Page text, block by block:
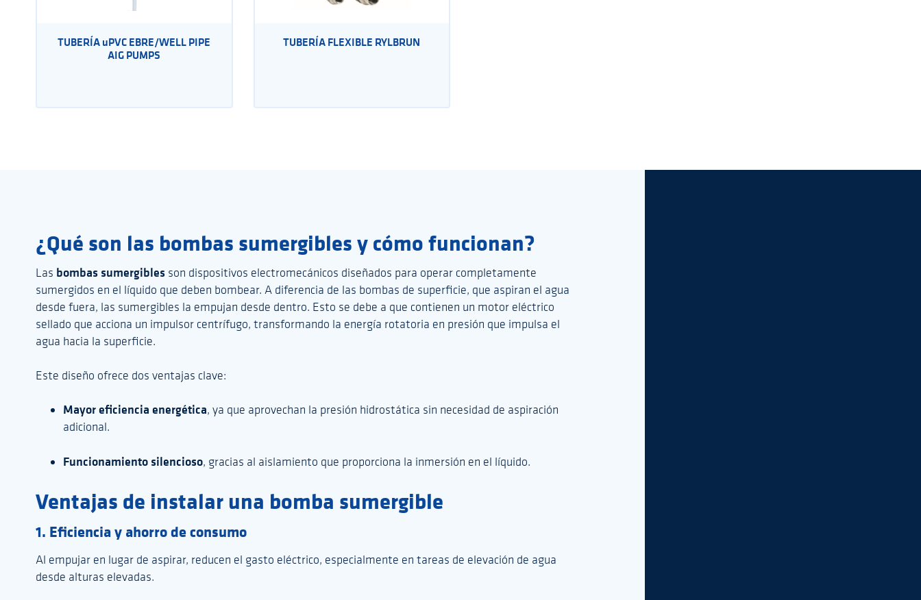
TUBERÍA uPVC EBRE/WELL PIPE
AIG PUMPS
TUBERÍA FLEXIBLE RYLBRUN
¿Qué son las bombas sumergiblesy cómo funcionan?
Las bombas sumergibles son dispositivos electromecánicos diseñados para operar completamente
sumergidos en el líquido que deben bombear. A diferencia de las bombas de superficie, que aspiran el agua
desde fuera, las sumergibles la empujan desde dentro. Esto se debe a que contienen un motor eléctrico
sellado que acciona un impulsor centrífugo, transformando la energía rotatoria en presión que impulsa el
agua hacia la superficie.
Este diseño ofrece dos ventajas clave:
Mayor eficiencia energética, ya que aprovechan la presión hidrostática sin necesidad de aspiración
adicional.
Funcionamiento silencioso, gracias al aislamiento que proporciona la inmersión en el líquido.
Ventajas de instalar una bomba sumergible
1. Eficiencia y ahorro de consumo
Al empujar en lugar de aspirar, reducen el gasto eléctrico, especialmente en tareas de elevación de agua
desde alturas elevadas.